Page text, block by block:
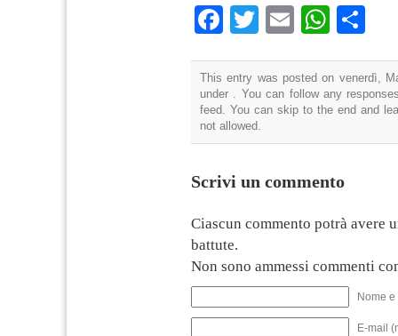
Facebook
TwitterEmail
This entry was posted on venerdì,
under . You can follow any
feed. You can skip to the end and
not allowed.
Scrivi un commento
Ciascun commento potrà avere
battute.
Non sono ammessi commenti
Nome
E-mail